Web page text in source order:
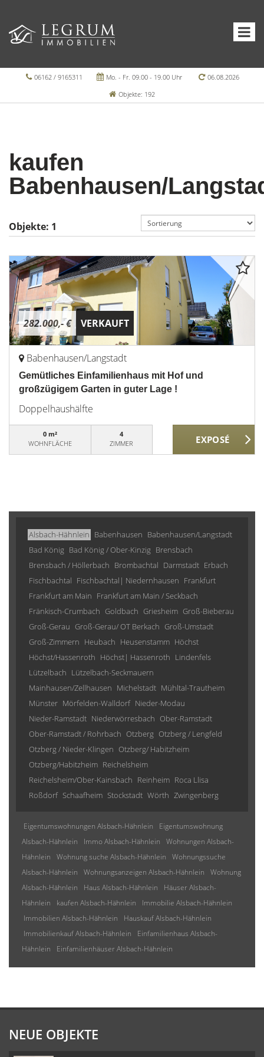
06162 / 9165311 Mo. - Fr. 09.00 - 19.00 Uhr
06.08.2026
Objekte: 192
kaufen
Babenhausen/
Objekte: 1
282.000,- € VERKAUFT
Babenhausen/Langstadt
Gemütliches Einfamilienhaus mit Hof und
großzügigem Garten in guter Lage !
Doppelhaushälfte
0 m²
WOHNFLÄCHE
4
ZIMMER
Alsbach-Hähnlein Babenhausen Babenhausen/Langstadt
Bad König Bad König / Ober-Kinzig Brensbach
Brensbach / Höllerbach Brombachtal Darmstadt Erbach
Fischbachtal Fischbachtal| Niedernhausen Frankfurt
Frankfurt am Main Frankfurt am Main / Seckbach
Fränkisch-Crumbach Goldbach Griesheim Groß-Bieberau
Groß-Gerau Groß-Gerau/ OT Berkach Groß-Umstadt
Groß-Zimmern Heubach Heusenstamm Höchst
Höchst/Hassenroth Höchst| Hassenroth Lindenfels
Lützelbach Lützelbach-Seckmauern
Mainhausen/Zellhausen Michelstadt Mühltal-Trautheim
Münster Mörfelden-Walldorf Nieder-Modau
Nieder-Ramstadt Niederwörresbach Ober-Ramstadt
Ober-Ramstadt / Rohrbach Otzberg Otzberg / Lengfeld
Otzberg / Nieder-Klingen Otzberg/ Habitzheim
Otzberg/Habitzheim Reichelsheim
Reichelsheim/Ober-Kainsbach Reinheim Roca Llisa
Roßdorf Schaafheim Stockstadt Wörth Zwingenberg
Eigentumswohnungen Alsbach-Hähnlein
Eigentumswohnung
Alsbach-Hähnlein
Immo Alsbach-Hähnlein
Wohnungen Alsbach-
Hähnlein
Wohnung suche Alsbach-Hähnlein
Wohnungssuche
Alsbach-Hähnlein
Wohnungsanzeigen Alsbach-Hähnlein
Wohnung
Alsbach-Hähnlein
Haus Alsbach-Hähnlein
Häuser Alsbach-
Hähnlein
kaufen Alsbach-Hähnlein
Immobilie Alsbach-Hähnlein
Immobilien Alsbach-Hähnlein
Hauskauf Alsbach-Hähnlein
Immobilienkauf Alsbach-Hähnlein
Einfamilienhaus Alsbach-
Hähnlein
Einfamilienhäuser Alsbach-Hähnlein
NEUE OBJEKTE